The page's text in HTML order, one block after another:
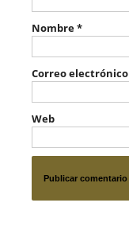
Nombre*
Correo electrónico
Web